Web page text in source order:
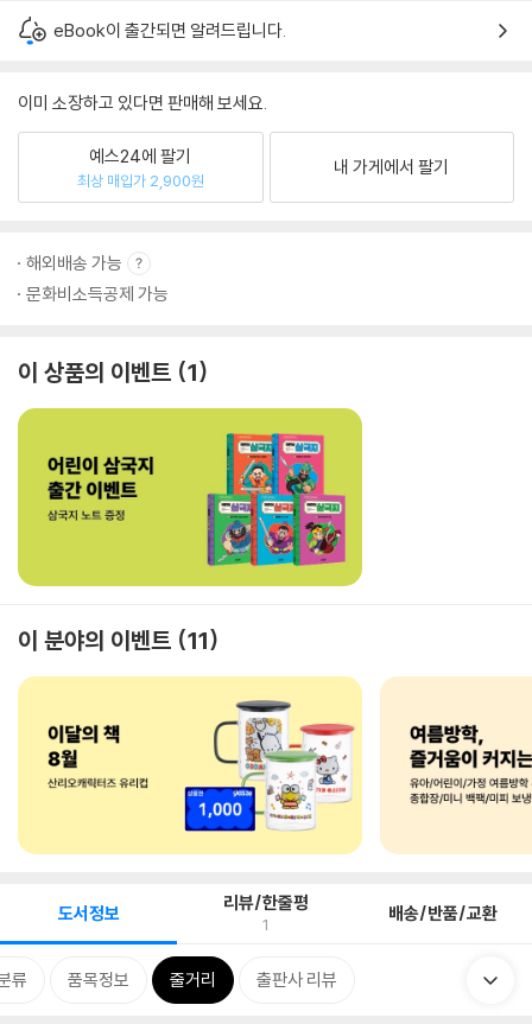
eBook이 출간되면 알려드립니다.
이미 소장하고 있다면 판매해 보세요.
예스24에 팔기
최상 매입가 2,900원
내 가게에서 팔기
해외배송 가능
문화비소득공제 가능
이 상품의 이벤트 1
이 분야의 이벤트 11
도서정보 리뷰/한줄평
1 배송/반품/교환
류 품목정보 줄거리 출판사 리뷰